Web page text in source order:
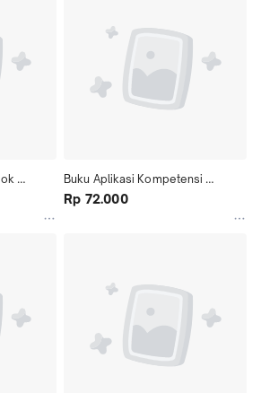
Buku Aplikasi Kompetensi
Konselor Sekolah
Rp 72.000